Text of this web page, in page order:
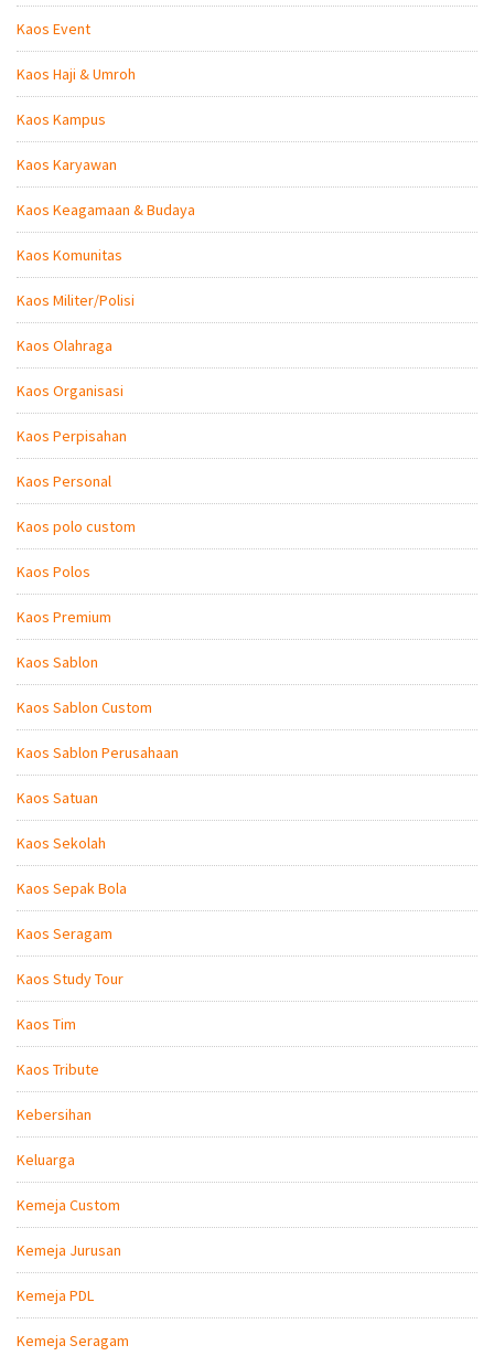
Kaos Event
Kaos Haji & Umroh
Kaos Kampus
Kaos Karyawan
Kaos Keagamaan & Budaya
Kaos Komunitas
Kaos Militer/Polisi
Kaos Olahraga
Kaos Organisasi
Kaos Perpisahan
Kaos Personal
Kaos polo custom
Kaos Polos
Kaos Premium
Kaos Sablon
Kaos Sablon Custom
Kaos Sablon Perusahaan
Kaos Satuan
Kaos Sekolah
Kaos Sepak Bola
Kaos Seragam
Kaos Study Tour
Kaos Tim
Kaos Tribute
Kebersihan
Keluarga
Kemeja Custom
Kemeja Jurusan
Kemeja PDL
Kemeja Seragam